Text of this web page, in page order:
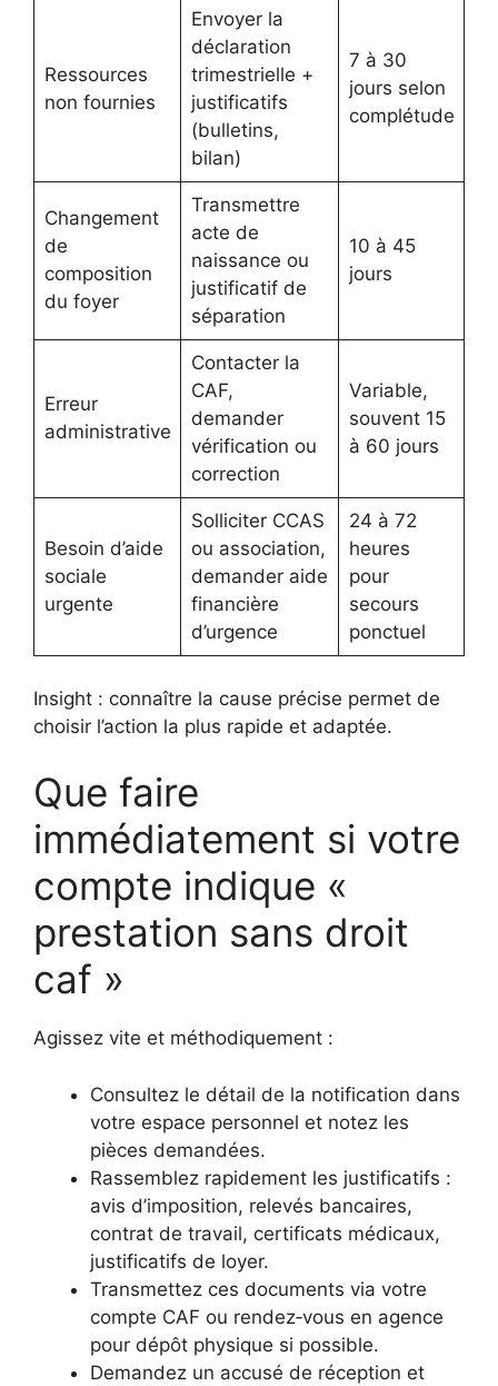
Ressources
non fournies
Envoyer la
déclaration
trimestrielle +
justificatifs
(bulletins,
bilan)
7 à 30
jours selon
complétude
Changement
de
composition
du foyer
Transmettre
acte de
naissance ou
justificatif de
séparation
10 à 45
jours
Erreur
administrative
Contacter la
CAF,
demander
vérification ou
correction
Variable,
souvent 15
à 60 jours
Besoin d’aide
sociale
urgente
Solliciter CCAS
ou association,
demander aide
financière
d’urgence
24 à 72
heures
pour
secours
ponctuel
Insight : connaître la cause précise permet de
choisir l’action la plus rapide et adaptée.
Que faire
immédiatement si votre
compte indique «
prestation sans droit
caf »
Agissez vite et méthodiquement :
Consultez le détail de la notification dans
votre espace personnel et notez les
pièces demandées.
Rassemblez rapidement les justificatifs :
avis d’imposition, relevés bancaires,
contrat de travail, certificats médicaux,
justificatifs de loyer.
Transmettez ces documents via votre
compte CAF ou rendez‑vous en agence
pour dépôt physique si possible.
Demandez un accusé de réception et